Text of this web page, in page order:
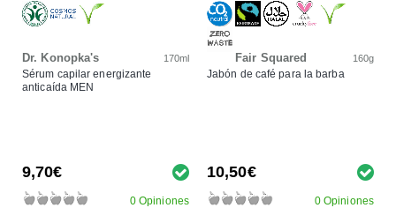
Dr. Konopka's 170ml
Sérum capilar energizante
anticaída MEN
9,70€
0 Opiniones
Fair Squared 160g
Jabón de café para la barba
10,50€
0 Opiniones